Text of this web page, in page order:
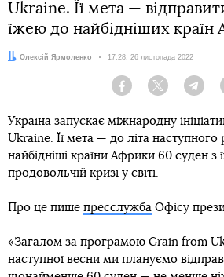
Ukraine. Її мета —
їжею до найбідніших країн
Автор:
Олексій Ярмоленко Дата:
17:28, 26 листопада 2022
Facebook Twitter
Україна запускає міжнародну
Ukraine. Її мета — до літа наступного
найбідніші країни Африки 60 суден з
продовольчій кризі у світі.
Про це пише пресслужба Офісу
«Загалом за програмою Grain from
наступної весни ми плануємо